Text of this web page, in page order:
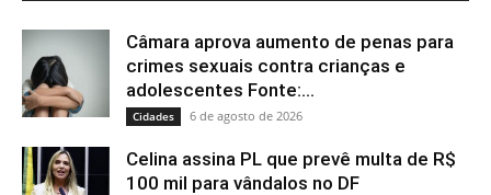
Câmara aprova aumento de penas para
crimes sexuais contra crianças e
adolescentes Fonte:...
Cidades 6 de agosto de 2026
Celina assina PL que prevê multa de R$
100 mil para vândalos no DF